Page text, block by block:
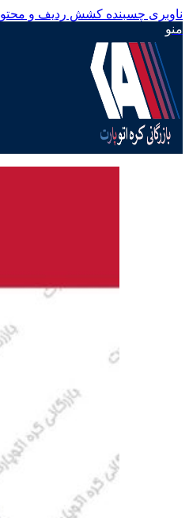
ناوبری چسبنده کشش ردیف و محتوا
منو